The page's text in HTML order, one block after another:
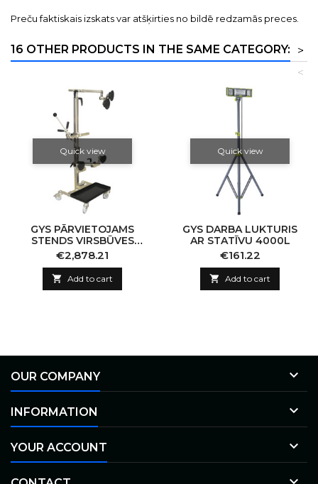
Preču faktiskais izskats var atšķirties no bildē redzamās preces.
16 OTHER PRODUCTS IN THE SAME CATEGORY:
>
<
Quick view
GYS PĀRVIETOJAMS
STENDS VIRSBŪVES
REMONTAM
Price
€2,878.21
 Add to cart
Quick view
GYS DARBA LUKTURIS
AR STATĪVU 4000L
Price
€161.22
 Add to cart
OUR COMPANY 
INFORMATION 
YOUR ACCOUNT 